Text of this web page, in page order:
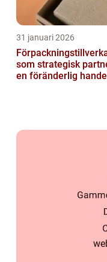
31 januari 2026
som strategisk
en föränderlig